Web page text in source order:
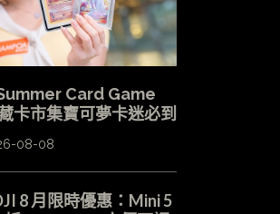
Card Game
市集寶可夢卡迷必到
08-08
8 月限時優惠：Mini 5